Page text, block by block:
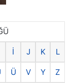
İ J K L
Ü V Y Z